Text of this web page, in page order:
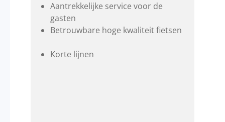
Aantrekkelijke service voor de
gasten
Betrouwbare hoge kwaliteit fietsen
Korte lijnen